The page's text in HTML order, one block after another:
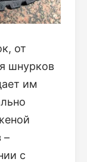
от
шнурков
им
–
с